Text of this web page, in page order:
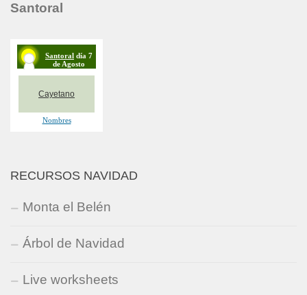
Santoral
RECURSOS NAVIDAD
Monta el Belén
Árbol de Navidad
Live worksheets